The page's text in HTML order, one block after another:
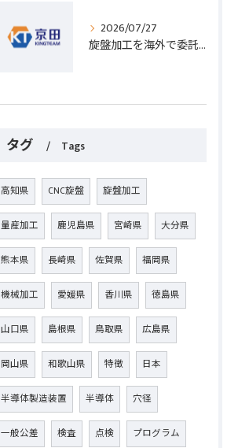
2026/07/27
旋盤加工を海外で委託する際のコスト削減と高精度実現のポイント
タグ Tags
高知県 CNC旋盤 旋盤加工
量産加工 鹿児島県 宮崎県 大分県
熊本県 長崎県 佐賀県 福岡県
機械加工 愛媛県 香川県 徳島県
山口県 島根県 鳥取県 広島県
岡山県 和歌山県 特徴 日本
半導体製造装置 半導体 穴径
一般公差 検査 点検 プログラム